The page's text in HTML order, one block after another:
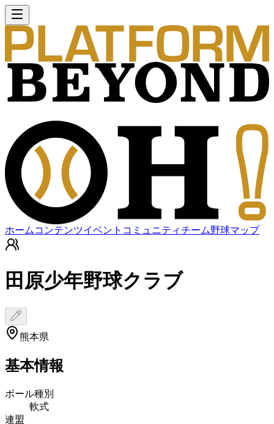
ホーム コンテンツイベント コミュニティチーム野球マップ
田原少年野球クラブ
熊本県
基本情報
ボール種別
軟式
連盟